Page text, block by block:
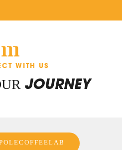
WITH US
JOURNEY